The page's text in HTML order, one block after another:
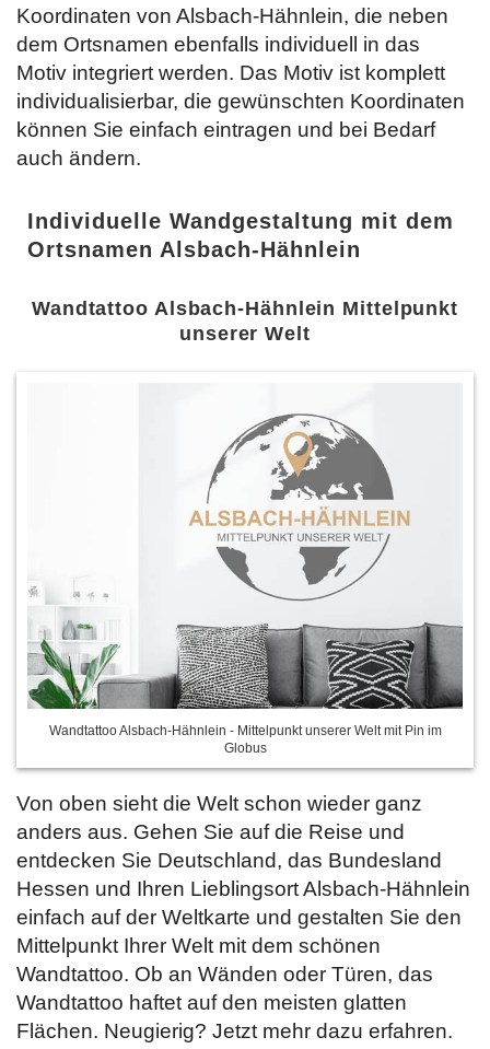
Koordinaten von Alsbach-Hähnlein, die neben
dem Ortsnamen ebenfalls individuell in das
Motiv integriert werden. Das Motiv ist komplett
individualisierbar, die gewünschten Koordinaten
können Sie einfach eintragen und bei Bedarf
auch ändern.
Individuelle Wandgestaltung mit dem
Ortsnamen Alsbach-Hähnlein
Wandtattoo Alsbach-Hähnlein Mittelpunkt
unserer Welt
Wandtattoo Alsbach-Hähnlein - Mittelpunkt unserer Welt mit Pin im
Globus
Von oben sieht die Welt schon wieder ganz
anders aus. Gehen Sie auf die Reise und
entdecken Sie Deutschland, das Bundesland
Hessen und Ihren Lieblingsort Alsbach-Hähnlein
einfach auf der Weltkarte und gestalten Sie den
Mittelpunkt Ihrer Welt mit dem schönen
Wandtattoo. Ob an Wänden oder Türen, das
Wandtattoo haftet auf den meisten glatten
Flächen. Neugierig? Jetzt mehr dazu erfahren.